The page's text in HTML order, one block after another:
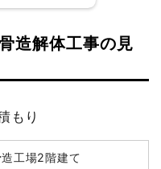
800円
156,000円
12,000円
240,000円
250,000円
円
円
造解体工事の見
もり
工場2階建て